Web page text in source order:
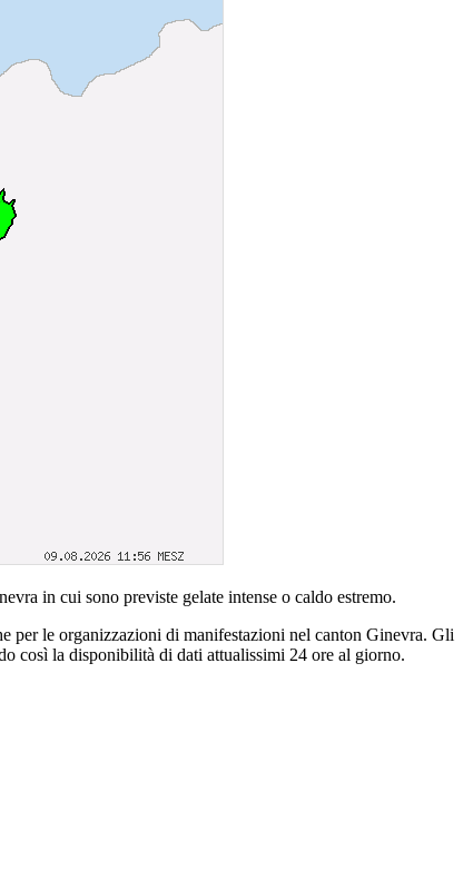
in cui sono previste gelate intense o caldo estremo.
per le organizzazioni di manifestazioni nel canton Ginevra. Gli
così la disponibilità di dati attualissimi 24 ore al giorno.